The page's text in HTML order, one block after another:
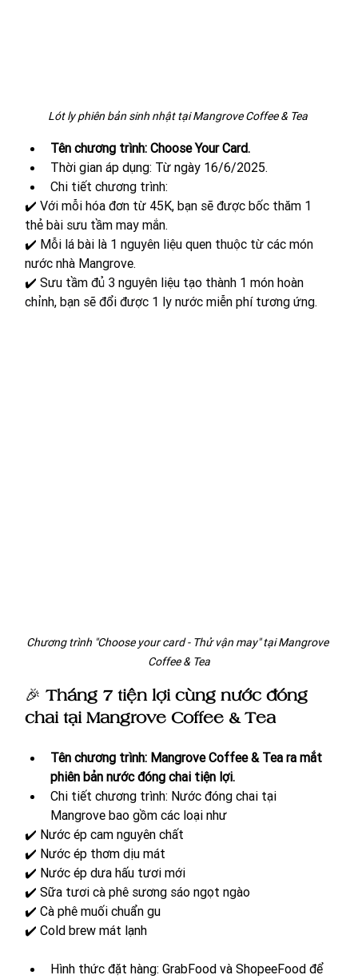
Lót ly phiên bản sinh nhật tại Mangrove Coffee & Tea
Tên chương trình: Choose Your Card.
Thời gian áp dụng: Từ ngày 16/6/2025.
Chi tiết chương trình:
✔️ Với mỗi hóa đơn từ 45K, bạn sẽ được bốc thăm 1
thẻ bài sưu tầm may mắn.
✔️ Mỗi lá bài là 1 nguyên liệu quen thuộc từ các món
nước nhà Mangrove.
✔️ Sưu tầm đủ 3 nguyên liệu tạo thành 1 món hoàn
chỉnh, bạn sẽ đổi được 1 ly nước miễn phí tương ứng.
Chương trình "Choose your card - Thử vận may" tại Mangrove
Coffee & Tea
🎉 Tháng 7 tiện lợi cùng nước đóng
chai tại Mangrove Coffee & Tea
Tên chương trình: Mangrove Coffee & Tea ra mắt
phiên bản nước đóng chai tiện lợi.
Chi tiết chương trình: Nước đóng chai tại
Mangrove bao gồm các loại như
✔️ Nước ép cam nguyên chất
✔️ Nước ép thơm dịu mát
✔️ Nước ép dưa hấu tươi mới
✔️ Sữa tươi cà phê sương sáo ngọt ngào
✔️ Cà phê muối chuẩn gu
✔️ Cold brew mát lạnh
Hình thức đặt hàng: GrabFood và ShopeeFood để